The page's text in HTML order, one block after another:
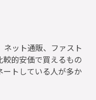
ット通販、ファスト
的安価で買えるもの
ートしている人が多か